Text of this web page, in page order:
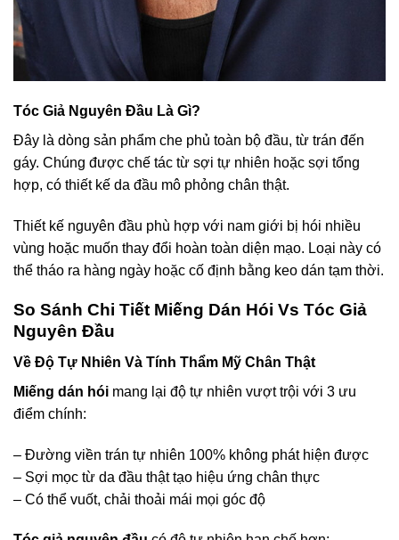
Tóc Giả Nguyên Đầu Là Gì?
Đây là dòng sản phẩm che phủ toàn bộ đầu, từ trán đến
gáy. Chúng được chế tác từ sợi tự nhiên hoặc sợi tổng
hợp, có thiết kế da đầu mô phỏng chân thật.
Thiết kế nguyên đầu phù hợp với nam giới bị hói nhiều
vùng hoặc muốn thay đổi hoàn toàn diện mạo. Loại này có
thể tháo ra hàng ngày hoặc cố định bằng keo dán tạm thời.
So Sánh Chi Tiết Miếng Dán Hói Vs Tóc Giả
Nguyên Đầu
Về Độ Tự Nhiên Và Tính Thẩm Mỹ Chân Thật
Miếng dán hói mang lại độ tự nhiên vượt trội với 3 ưu
điểm chính:
– Đường viền trán tự nhiên 100% không phát hiện được
– Sợi mọc từ da đầu thật tạo hiệu ứng chân thực
– Có thể vuốt, chải thoải mái mọi góc độ